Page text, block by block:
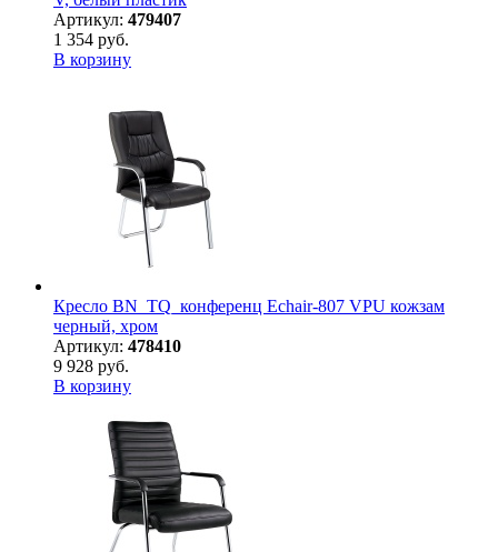
Артикул: 479407
1 354 руб.
В корзину
Кресло BN_TQ_конференц Echair-807 VPU кожзам
черный, хром
Артикул: 478410
9 928 руб.
В корзину